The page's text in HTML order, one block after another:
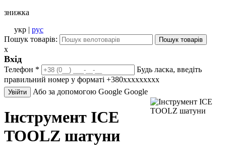
знижка
укр | рус
Пошук товарів:
Пошук товарів
x
Вхід
Телефон *
Будь ласка, введіть
правильний номер у форматі +380ххххххххх
Увійти Або за допомогою Google Google
Інструмент ICE
TOOLZ шатуни